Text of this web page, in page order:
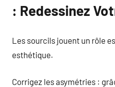
: Redessinez
Les sourcils jouent un rôle
esthétique.
Corrigez les asymétries :